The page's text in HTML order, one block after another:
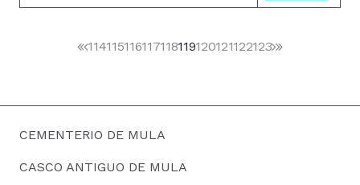
114115116117118119120121122123
CEMENTERIO DE MULA
CASCO ANTIGUO DE MULA